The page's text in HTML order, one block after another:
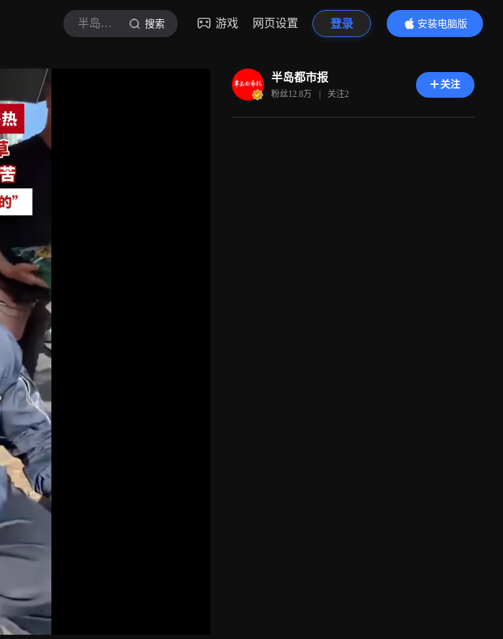
半岛都市报 搜索 游戏 网页设置 登录
安装电脑版
内容更精彩
半岛都市报
粉丝12.8万 | 关注2
关注